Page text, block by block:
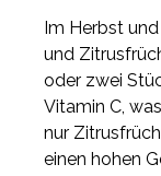
Im Herbst
und
oder zwei
Vitamin C,
nur
einen hohen